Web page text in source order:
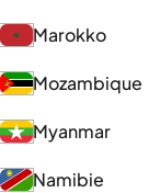
Marokko
Mozambique
Myanmar
Namibie